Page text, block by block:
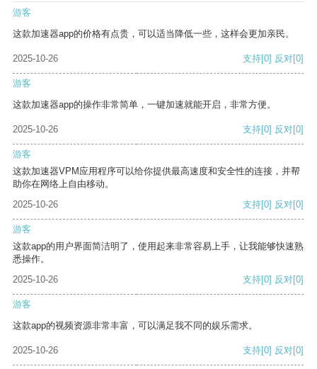
游客
这款加速器app的价格有点贵，可以适当降低一些，这样会更加亲民。
2025-10-26 支持[0] 反对[0]
游客
这款加速器app的操作非常简单，一键加速就能开启，非常方便。
2025-10-26 支持[0] 反对[0]
游客
这款加速器VPM应用程序可以给你提供最高速度和安全性的连接，并帮
助你在网络上自由移动。
2025-10-26
支持[0] 反对[0]
游客
这款app的用户界面简洁明了，使用起来非常容易上手，让我能够快速熟
悉操作。
2025-10-26
支持[0] 反对[0]
游客
这款app的视频资源非常丰富，可以满足我不同的娱乐需求。
2025-10-26 支持[0] 反对[0]